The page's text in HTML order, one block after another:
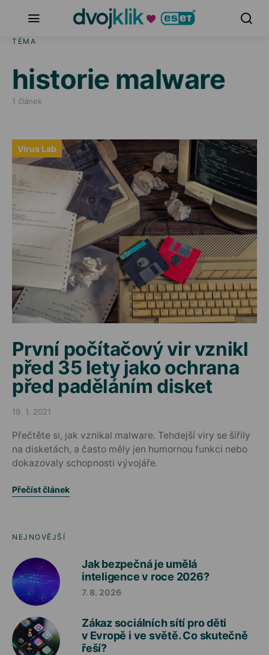
TÉMA
historie malware
1 článek
Virus Lab
První počítačový vir vznikl
před 35 lety jako ochrana
před paděláním disket
Posted on
19. 1. 2021
Přečtěte si, jak vznikal malware. Tehdejší viry se šířily
na disketách, a často měly jen humornou funkci nebo
dokazovaly schopnosti vývojáře.
Přečíst článek
NEJNOVĚJŠÍ
Jak bezpečná je umělá
inteligence v roce 2026?
7. 8. 2026
Zákaz sociálních sítí pro děti
v Evropě i ve světě. Co skutečně
řeší?